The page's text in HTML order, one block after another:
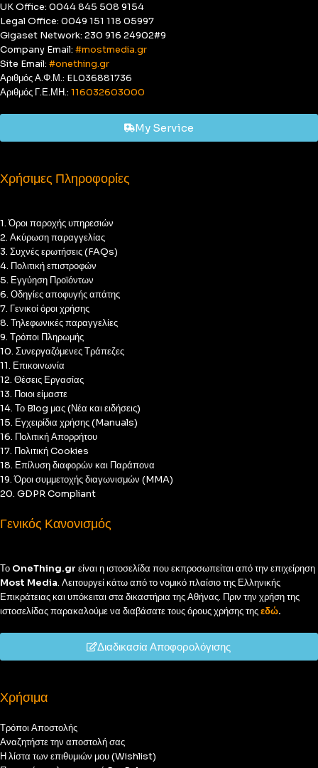
UK Office: 0044 845 508 9154
Legal Office: 0049 151 118 05997
Gigaset Network: 230 916 24902#9
Company Email: #mostmedia.gr
Site Email: #onething.gr
Αριθμός Α.Φ.Μ.: EL036881736
Αριθμός Γ.Ε.ΜΗ.: 116032603000
My Service
Χρήσιμες Πληροφορίες
1. Όροι παροχής υπηρεσιών
2. Ακύρωση παραγγελίας
3. Συχνές ερωτήσεις (FAQs)
4. Πολιτική επιστροφών
5. Εγγύηση Προϊόντων
6. Οδηγίες αποφυγής απάτης
7. Γενικοί όροι χρήσης
8. Τηλεφωνικές παραγγελίες
9. Τρόποι Πληρωμής
10. Συνεργαζόμενες Τράπεζες
11. Επικοινωνία
12. Θέσεις Εργασίας
13. Ποιοι είμαστε
14. Το Blog μας (Νέα και ειδήσεις)
15. Εγχειρίδια χρήσης (Manuals)
16. Πολιτική Απορρήτου
17. Πολιτική Cookies
18. Επίλυση διαφορών και Παράπονα
19. Όροι συμμετοχής διαγωνισμών (MMA)
20. GDPR Compliant
Γενικός Κανονισμός
Το OneThing.gr είναι η ιστοσελίδα που εκπροσωπείται από την επιχείρηση
Most Media. Λειτουργεί κάτω από το νομικό πλαίσιο της Ελληνικής
Επικράτειας και υπόκειται στα δικαστήρια της Αθήνας. Πριν την χρήση της
ιστοσελίδας παρακαλούμε να διαβάσατε τους όρους χρήσης τηςεδώ.
Διαδικασία Αποφορολόγισης
Χρήσιμα
Τρόποι Αποστολής
Αναζητήστε την αποστολή σας
Η λίστα των επιθυμιών μου (Wishlist)